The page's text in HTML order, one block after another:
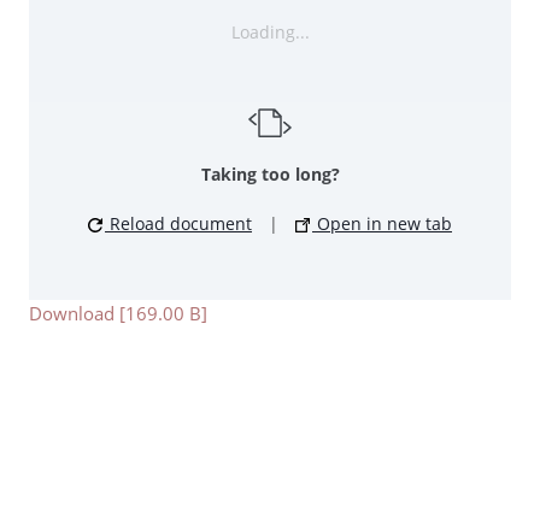
Loading...
Taking too long?
Reload document | Open in new tab
Download [169.00 B]